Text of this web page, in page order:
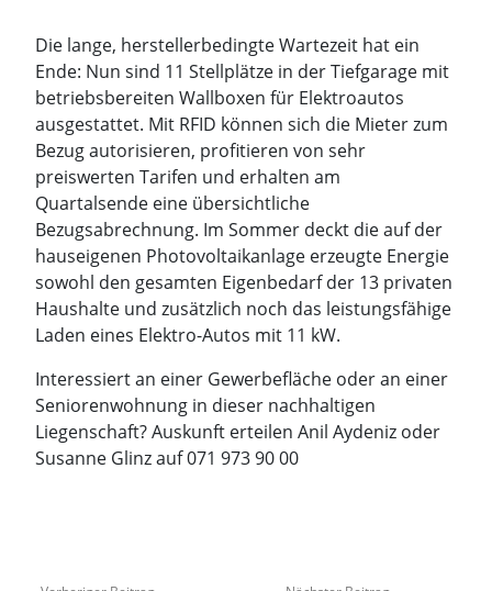
Die lange, herstellerbedingte Wartezeit hat ein
Ende: Nun sind 11 Stellplätze in der Tiefgarage mit
betriebsbereiten Wallboxen für Elektroautos
ausgestattet. Mit RFID können sich die Mieter zum
Bezug autorisieren, profitieren von sehr
preiswerten Tarifen und erhalten am
Quartalsende eine übersichtliche
Bezugsabrechnung. Im Sommer deckt die auf der
hauseigenen Photovoltaikanlage erzeugte Energie
sowohl den gesamten Eigenbedarf der 13 privaten
Haushalte und zusätzlich noch das leistungsfähige
Laden eines Elektro-Autos mit 11 kW.
Interessiert an einer Gewerbefläche oder an einer
Seniorenwohnung in dieser nachhaltigen
Liegenschaft? Auskunft erteilen Anil Aydeniz oder
Susanne Glinz auf 071 973 90 00